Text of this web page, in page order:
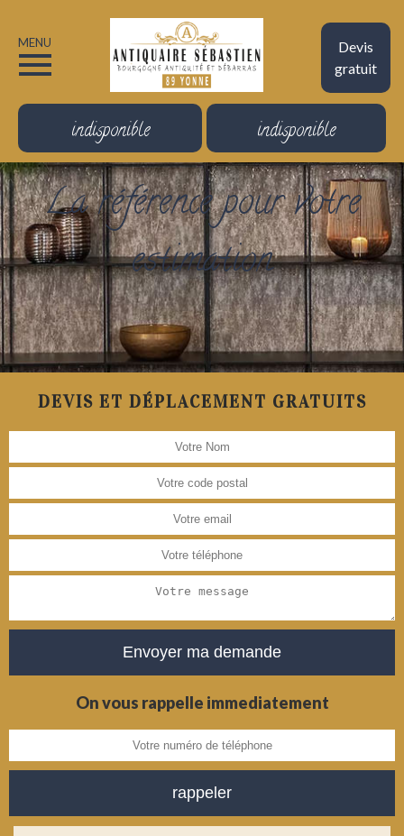
Devis
gratuit
MENU
indisponible indisponible
La référence pour votre
estimation
DEVIS ET DÉPLACEMENT GRATUITS
On vous rappelle immediatement